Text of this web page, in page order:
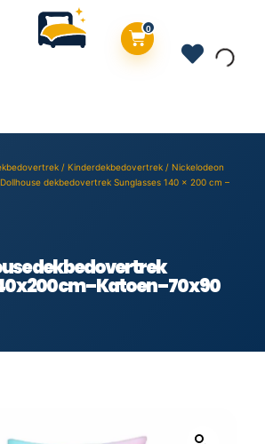
0
/ Kinderdekbedovertrek / Nickelodeon
dekbedovertrek Sunglasses 140 x 200 cm –
dekbedovertrek
x 200 cm – Katoen – 70 x 90